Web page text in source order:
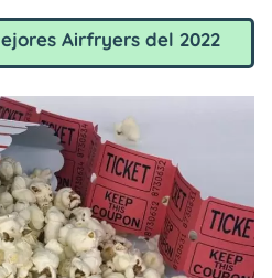
Airfryers del 2022